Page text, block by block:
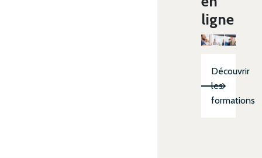
ligne
Découvrir
les
formations